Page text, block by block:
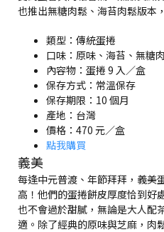
也推出無糖肉鬆、海苔肉鬆版本
類型：傳統蛋捲
口味：原味、海苔、無糖
內容物：蛋捲 9 入／盒
保存方式：常溫保存
保存期限：10 個月
產地：台灣
價格：470 元／盒
點我購買
義美
每逢中元普渡、年節拜拜，義美
高！他們的蛋捲餅皮厚度恰到好
也不會過於甜膩，無論是大人配
適。除了經典的原味與芝麻，肉